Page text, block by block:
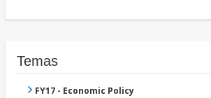
Temas
FY17 - Economic Policy